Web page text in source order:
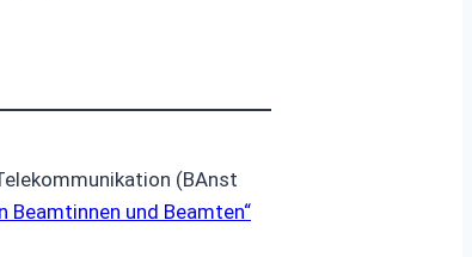
(BAnst
Beamtinnen und Beamten“